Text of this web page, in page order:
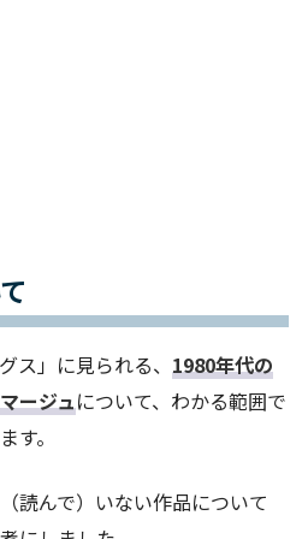
ス」に見られる、 1980年代の
ージュについて、わかる範囲で
す。
読んで）いない作品について